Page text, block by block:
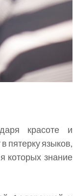
красоте и
пятерку языков,
которых знание